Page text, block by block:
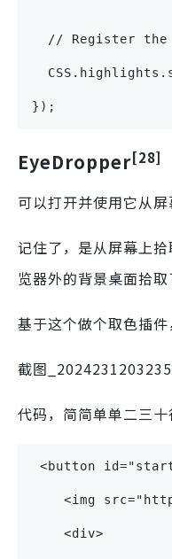
// Register
});
EyeDropper[28]
可以打开并使用它从屏
记住了，是从屏幕上
览器外的背景桌面拾取
基于这个做个取色插件
截图
代码，简简单单二三十
<button id="start-
<img
    <div>